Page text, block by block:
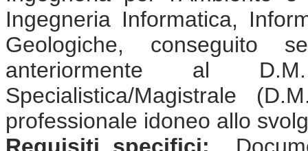
Ingegneria Informatica,
Geologiche, conseguito
anteriormente al
Specialistica/Magistrale
professionale idoneo allo
Requisiti specifici: